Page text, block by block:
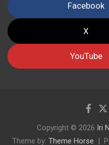
Facebook
X
YouTube
Copyright © 2026 Iri
Theme by: Theme Horse